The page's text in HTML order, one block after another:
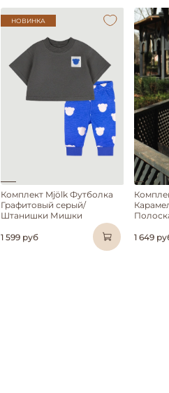
НОВИНКА
Комплект Mjölk Футболка
Графитовый серый/
Штанишки Мишки
1 599 руб 1 649